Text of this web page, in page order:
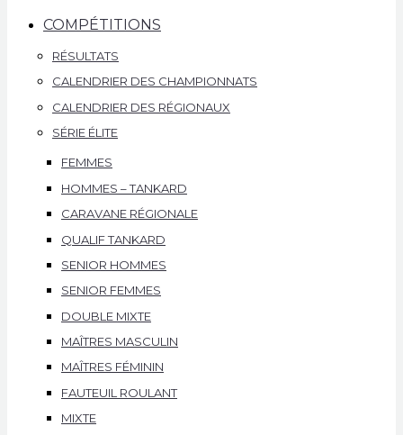
COMPÉTITIONS
RÉSULTATS
CALENDRIER DES CHAMPIONNATS
CALENDRIER DES RÉGIONAUX
SÉRIE ÉLITE
FEMMES
HOMMES – TANKARD
CARAVANE RÉGIONALE
QUALIF TANKARD
SENIOR HOMMES
SENIOR FEMMES
DOUBLE MIXTE
MAÎTRES MASCULIN
MAÎTRES FÉMININ
FAUTEUIL ROULANT
MIXTE